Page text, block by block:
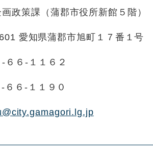
政策課（蒲郡市役所新館５階）
愛知県蒲郡市旭町１７番１号
６６-１１６２
６６-１１９０